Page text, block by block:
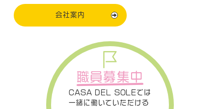
会社案内
職員募集中
CASA DEL SOLEでは
一緒に働いていただける